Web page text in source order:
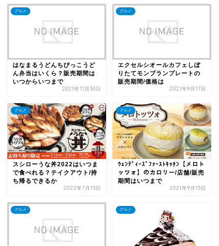
グルメ
はなまるうどんちびっこうど
ん弁当はいくら？販売期間は
いつからいつまで
2021年11月30日
グルメ
エクセルシオールカフェしぼ
りたてモンブランプレートの
販売期間/価格は
2021年9月17日
グルメ
スシローうな丼2022はいつま
で食べれる？テイクアウト/持
ち帰るできるか
2022年7月13日
グルメ
ｳｪﾝﾃﾞｨｰｽﾞﾌｧｰｽﾄｷｯﾁﾝ【メロト
ッツォ】のカロリー/店舗/販売
期間はいつまで
2021年9月15日
グルメ グルメ